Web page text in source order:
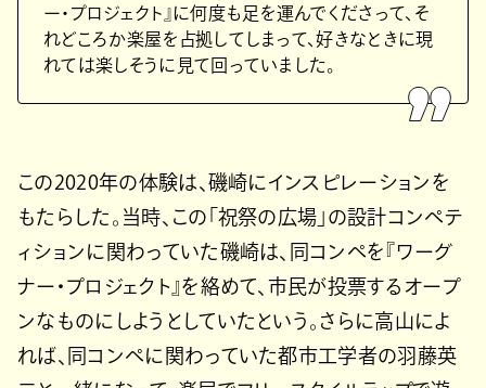
ー・プロジェクト』に何度も足を運んでくださって、そ
れどころか楽屋を占拠してしまって、好きなときに現
れては楽しそうに見て回っていました。
この2020年の体験は、磯崎にインスピレーションを
もたらした。当時、この「祝祭の広場」の設計コンペテ
ィションに関わっていた磯崎は、同コンペを『ワーグ
ナー・プロジェクト』を絡めて、市民が投票するオープ
ンなものにしようとしていたという。さらに高山によ
れば、同コンペに関わっていた都市工学者の羽藤英